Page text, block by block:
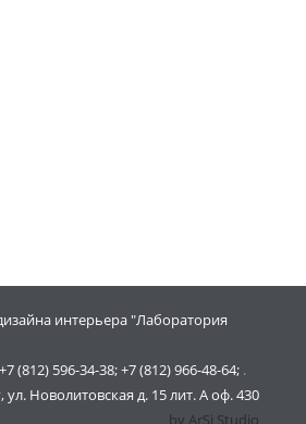
интерьера "Лаборатория
(812) 596-34-38; +7 (812) 966-48-64; .
ул. Новолитовская д. 15 лит. А оф. 430
by ArSi Studio